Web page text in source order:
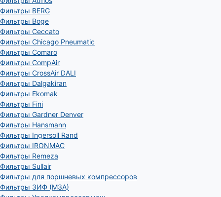
Фильтры BERG
Фильтры Boge
Фильтры Ceccato
Фильтры Chicago Pneumatic
Фильтры Comaro
Фильтры CompAir
Фильтры CrossAir DALI
Фильтры Dalgakiran
Фильтры Ekomak
Фильтры Fini
Фильтры Gardner Denver
Фильтры Hansmann
Фильтры Ingersoll Rand
Фильтры IRONMAC
Фильтры Remeza
Фильтры Sullair
Фильтры для поршневых компрессоров
Фильтры ЗИФ (МЗА)